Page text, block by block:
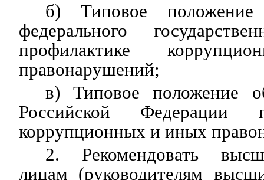
б) Типовое положение
федерального
профилактике
правонарушений;
в) Типовое положение
Российской Федерации
коррупционных и иных
2. Рекомендовать
лицам (руководителям